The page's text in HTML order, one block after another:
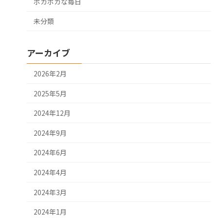
未分類
アーカイブ
2026年2月
2025年5月
2024年12月
2024年9月
2024年6月
2024年4月
2024年3月
2024年1月